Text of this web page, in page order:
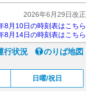
2026年6月29日改正
8月10日の時刻表はこちら
8月14日の時刻表はこちら
行状況 のりば地図
日曜/祝日